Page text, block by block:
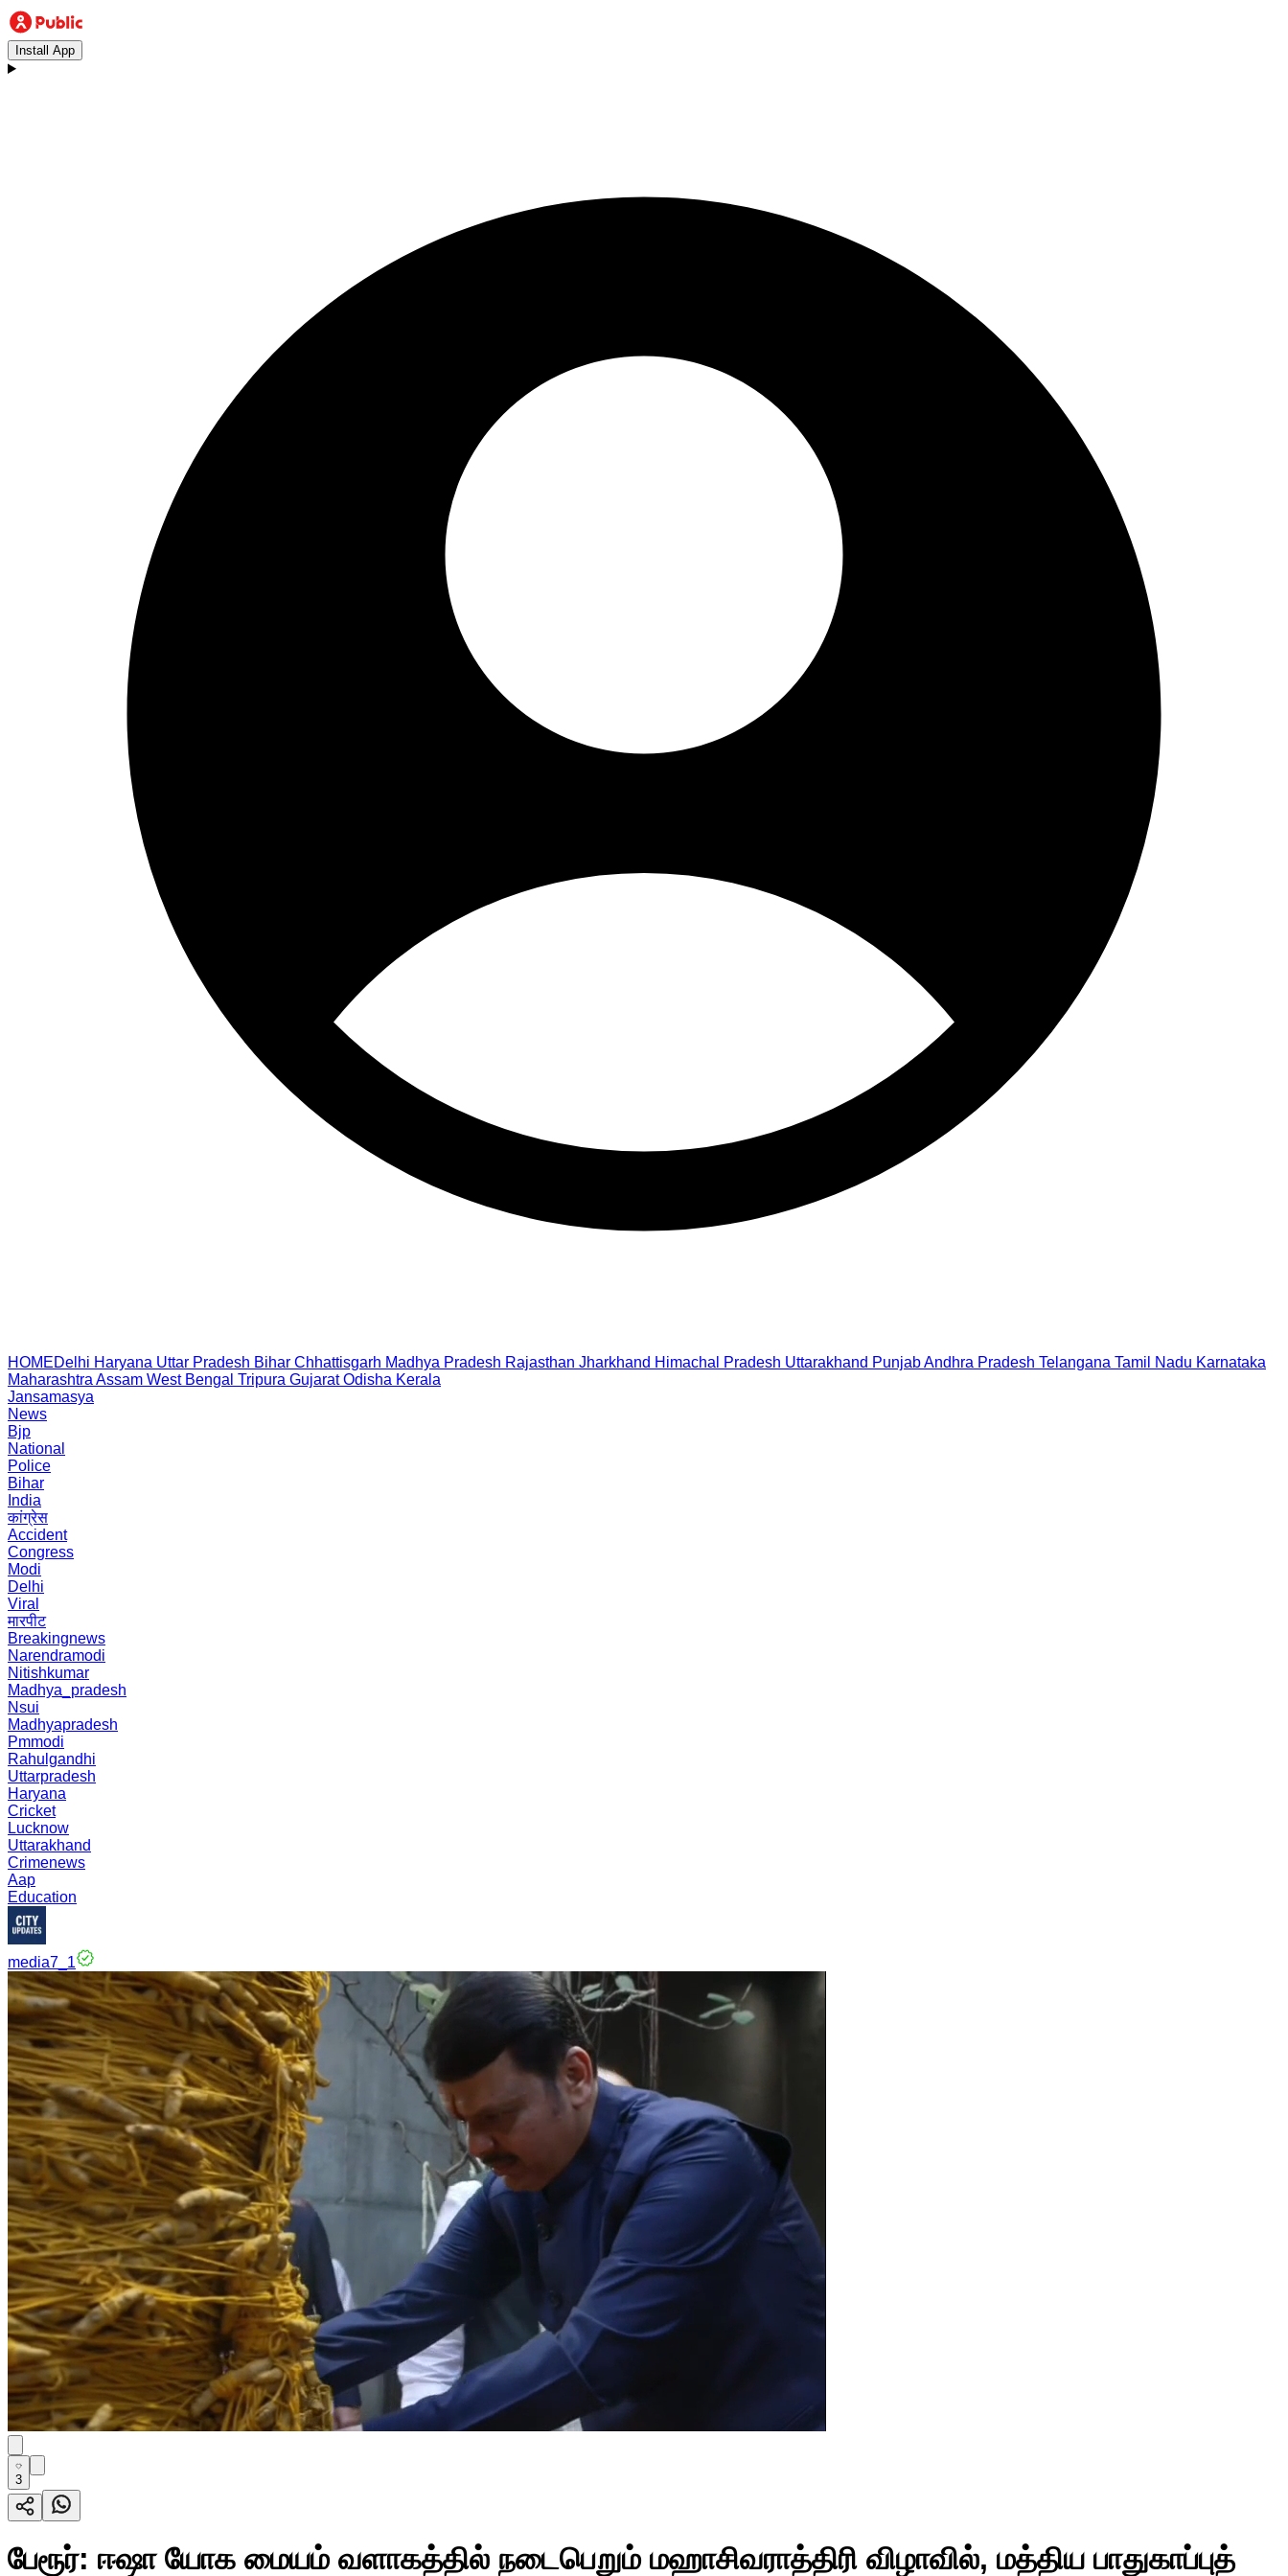
Install App
HOMEDelhi Haryana Uttar Pradesh Bihar Chhattisgarh Madhya Pradesh Rajasthan Jharkhand Himachal Pradesh Uttarakhand PunjabAndhra Pradesh Telangana Tamil Nadu Karnataka
Maharashtra Assam West Bengal Tripura Gujarat Odisha Kerala
Jansamasya
News
Bjp
National
Police
Bihar
India
कांग्रेस
Accident
Congress
Modi
Delhi
Viral
मारपीट
Breakingnews
Narendramodi
Nitishkumar
Madhya_pradesh
Nsui
Madhyapradesh
Pmmodi
Rahulgandhi
Uttarpradesh
Haryana
Cricket
Lucknow
Uttarakhand
Crimenews
Aap
Education
media7_1
3
பேரூர்: ஈஷா யோக மையம் வளாகத்தில் நடைபெறும் மஹாசிவராத்திரி விழாவில், மத்திய பாதுகாப்புத்